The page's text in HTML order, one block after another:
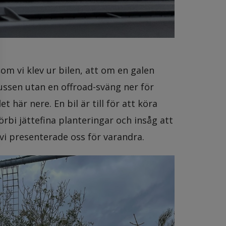
vi klev ur bilen, att om en galen
utan en offroad-sväng ner för
här nere. En bil är till för att köra
jättefina planteringar och insåg att
presenterade oss för varandra.